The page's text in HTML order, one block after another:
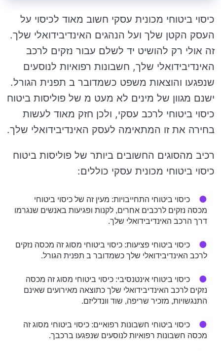
כיסוי ביטוחי מכונית עסקי חשוב מאוד לכיסוי על
העסק הקטן שלך ועל הנהגים האינדיבידואלי שלך.
זה אולי רק להושיט יד לשלם עבור נזקים לרכב
האינדיבידואלי שלך, חשבונות רפואיות לנוסעים
שנפגעו והוצאות משפט כשמדובר ב תפנית הגורל.
ישנם מגוון של מינים לא מעט מ של פוליסות ביטוח
כיסוי ביטוחי לרכב עסקי, ולכן חזק מאוד לעשות
בחירה את זו המתאימה לעסק האינדיבידואלי שלך.
רכיב מהסוגים החשובים ביותר של פוליסות ביטוח
כיסוי ביטוחי מכונית עסקי כוללים:
כיסוי ביטוחי התחייבויות: מעין זה של כיסוי ביטוחי
מכסה נזקים לרכבים אחרים, לקנות ופגיעות באנשים שנגרמו
דרך הרכב האינדיבידואלי שלך.
כיסוי ביטוחי פציעות: כיסוי ביטוחי מסוג זה מכסה נזקים
לרכב האינדיבידואלי שלך כשמדובר ב תפנית הגורל.
כיסוי ביטוחי אינטנסיבי: כיסוי ביטוחי מסוג זה מכסה
נזקים לרכב האינדיבידואלי שלך כתוצאה מאירועים שאינם
התנגשויות, מזכיר שריפה, שוד וונדליזם.
כיסוי ביטוחי חשבונות רפואיים: כיסוי ביטוחי מסוג זה
מכסה חשבונות רפואיות לנוסעים שנפגעו ברכבך.